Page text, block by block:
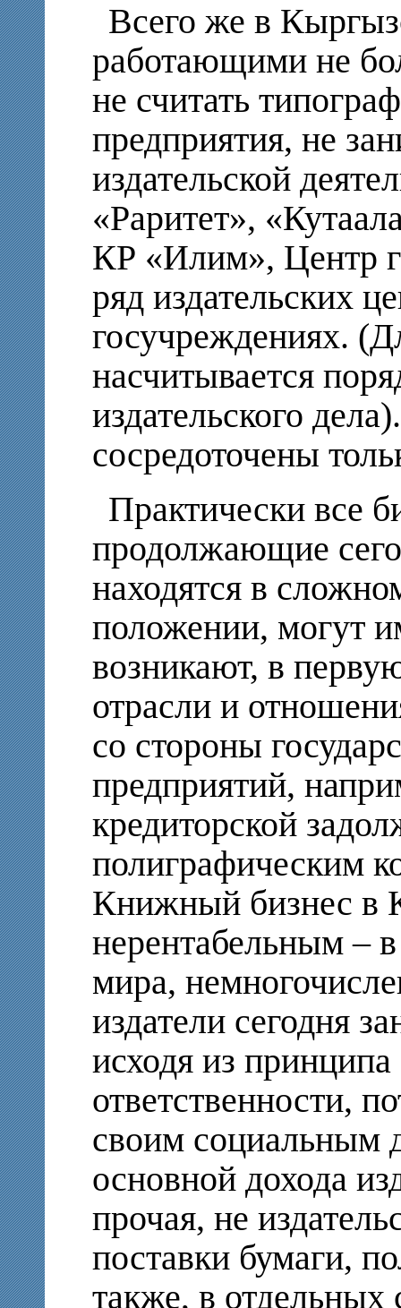
Всего же в
работающими не
не считать
предприятия, не
издательской
«Раритет»,
КР «Илим», Центр
ряд издательских
госучреждениях.
насчитывается
издательского
сосредоточены
Практически все
продолжающие
находятся в
положении, могут
возникают, в
отрасли и
со стороны
предприятий,
кредиторской
полиграфическим
Книжный бизнес в
нерентабельным –
мира,
издатели сегодня
исходя из
ответственности,
своим социальным
основной дохода
прочая, не
поставки бумаги,
также, в отдельных